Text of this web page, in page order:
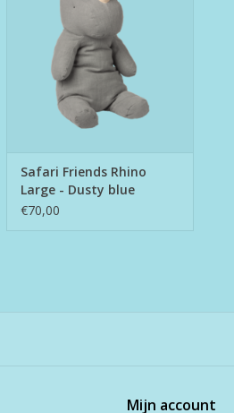
Safari Friends Rhino
Large - Dusty blue
€70,00
Mijn account